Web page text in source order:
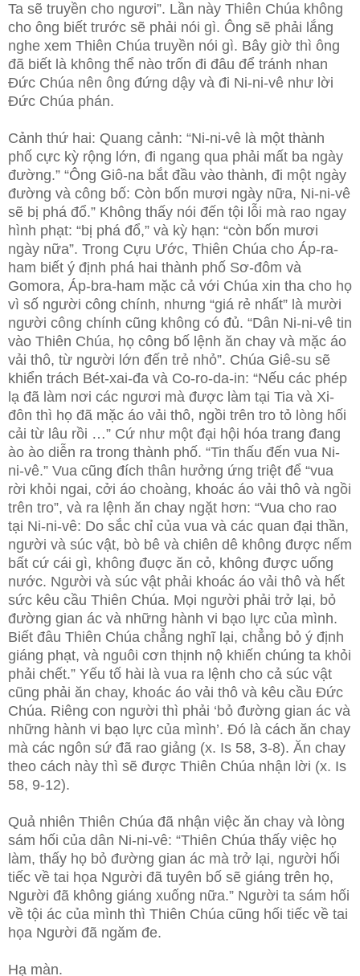
Ta sẽ truyền cho ngươi”. Lần này Thiên Chúa không
cho ông biết trước sẽ phải nói gì. Ông sẽ phải lắng
nghe xem Thiên Chúa truyền nói gì. Bây giờ thì ông
đã biết là không thể nào trốn đi đâu để tránh nhan
Đức Chúa nên ông đứng dậy và đi Ni-ni-vê như lời
Đức Chúa phán.
Cảnh thứ hai: Quang cảnh: “Ni-ni-vê là một thành
phố cực kỳ rộng lớn, đi ngang qua phải mất ba ngày
đường.” “Ông Giô-na bắt đầu vào thành, đi một ngày
đường và công bố: Còn bốn mươi ngày nữa, Ni-ni-vê
sẽ bị phá đổ.” Không thấy nói đến tội lỗi mà rao ngay
hình phạt: “bị phá đổ,” và kỳ hạn: “còn bốn mươi
ngày nữa”. Trong Cựu Ước, Thiên Chúa cho Áp-ra-
ham biết ý định phá hai thành phố Sơ-đôm và
Gomora, Áp-bra-ham mặc cả với Chúa xin tha cho họ
vì số người công chính, nhưng “giá rẻ nhất” là mười
người công chính cũng không có đủ. “Dân Ni-ni-vê tin
vào Thiên Chúa, họ công bố lệnh ăn chay và mặc áo
vải thô, từ người lớn đến trẻ nhỏ”. Chúa Giê-su sẽ
khiển trách Bét-xai-đa và Co-ro-da-in: “Nếu các phép
lạ đã làm nơi các ngươi mà được làm tại Tia và Xi-
đôn thì họ đã mặc áo vải thô, ngồi trên tro tỏ lòng hối
cải từ lâu rồi …” Cứ như một đại hội hóa trang đang
ào ào diễn ra trong thành phố. “Tin thấu đến vua Ni-
ni-vê.” Vua cũng đích thân hưởng ứng triệt để “vua
rời khỏi ngai, cởi áo choàng, khoác áo vải thô và ngồi
trên tro”, và ra lệnh ăn chay ngặt hơn: “Vua cho rao
tại Ni-ni-vê: Do sắc chỉ của vua và các quan đại thần,
người và súc vật, bò bê và chiên dê không được nếm
bất cứ cái gì, không đuợc ăn cỏ, không được uống
nước. Người và súc vật phải khoác áo vải thô và hết
sức kêu cầu Thiên Chúa. Mọi người phải trở lại, bỏ
đường gian ác và những hành vi bạo lực của mình.
Biết đâu Thiên Chúa chẳng nghĩ lại, chẳng bỏ ý định
giáng phạt, và nguôi cơn thịnh nộ khiến chúng ta khỏi
phải chết.” Yếu tố hài là vua ra lệnh cho cả súc vật
cũng phải ăn chay, khoác áo vải thô và kêu cầu Đức
Chúa. Riêng con người thì phải ‘bỏ đường gian ác và
những hành vi bạo lực của mình’. Đó là cách ăn chay
mà các ngôn sứ đã rao giảng (x. Is 58, 3-8). Ăn chay
theo cách này thì sẽ được Thiên Chúa nhận lời (x. Is
58, 9-12).
Quả nhiên Thiên Chúa đã nhận việc ăn chay và lòng
sám hối của dân Ni-ni-vê: “Thiên Chúa thấy việc họ
làm, thấy họ bỏ đường gian ác mà trở lại, người hối
tiếc về tai họa Người đã tuyên bố sẽ giáng trên họ,
Người đã không giáng xuống nữa.” Người ta sám hối
về tội ác của mình thì Thiên Chúa cũng hối tiếc về tai
họa Người đã ngăm đe.
Hạ màn.